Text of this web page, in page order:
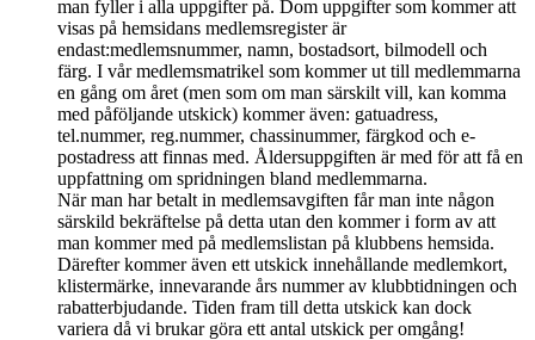
man fyller i alla uppgifter på. Dom uppgifter som kommer att
visas på hemsidans medlemsregister är
endast:medlemsnummer, namn, bostadsort, bilmodell och
färg. I vår medlemsmatrikel som kommer ut till medlemmarna
en gång om året (men som om man särskilt vill, kan komma
med påföljande utskick) kommer även: gatuadress,
tel.nummer, reg.nummer, chassinummer, färgkod och e-
postadress att finnas med. Åldersuppgiften är med för att få en
uppfattning om spridningen bland medlemmarna.
När man har betalt in medlemsavgiften får man inte någon
särskild bekräftelse på detta utan den kommer i form av att
man kommer med på medlemslistan på klubbens hemsida.
Därefter kommer även ett utskick innehållande medlemkort,
klistermärke, innevarande års nummer av klubbtidningen och
rabatterbjudande. Tiden fram till detta utskick kan dock
variera då vi brukar göra ett antal utskick per omgång!